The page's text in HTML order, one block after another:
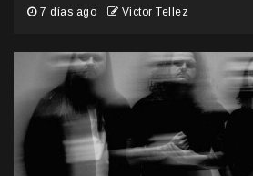
7 días ago Victor Tellez